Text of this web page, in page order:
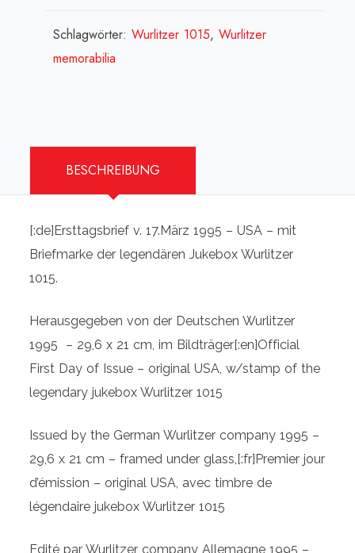
-
1995[:en]Wurlitzer
-
US
original
first
issue
-
Wurlitzer
1015
issued
1995[:fr]Wurlitzer
-
US
Schlagwörter:Wurlitzer 1015,Wurlitzer
memorabilia
BESCHREIBUNG
[:de]Ersttagsbrief v. 17.März 1995 – USA – mit
Briefmarke der legendären Jukebox Wurlitzer
1015.
Herausgegeben von der Deutschen Wurlitzer
1995 – 29,6 x 21 cm, im Bildträger[:en]Official
First Day of Issue – original USA, w/stamp of the
legendary jukebox Wurlitzer 1015
Issued by the German Wurlitzer company 1995 –
29,6 x 21 cm – framed under glass,[:fr]Premier jour
d’émission – original USA, avec timbre de
légendaire jukebox Wurlitzer 1015
Edité par Wurlitzer company Allemagne 1995 –